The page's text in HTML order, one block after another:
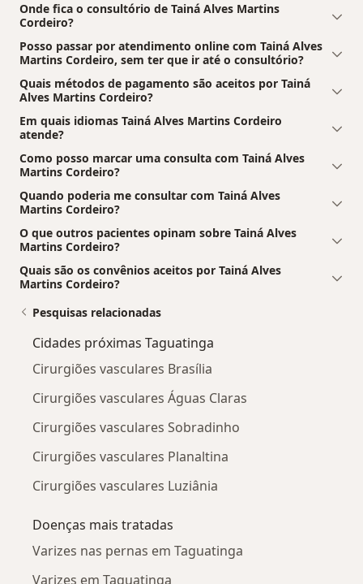
Onde fica o consultório de Tainá Alves Martins
Cordeiro?
Posso passar por atendimento online com Tainá Alves
Martins Cordeiro, sem ter que ir até o consultório?
Quais métodos de pagamento são aceitos por Tainá
Alves Martins Cordeiro?
Em quais idiomas Tainá Alves Martins Cordeiro
atende?
Como posso marcar uma consulta com Tainá Alves
Martins Cordeiro?
Quando poderia me consultar com Tainá Alves
Martins Cordeiro?
O que outros pacientes opinam sobre Tainá Alves
Martins Cordeiro?
Quais são os convênios aceitos por Tainá Alves
Martins Cordeiro?
Pesquisas relacionadas
Cidades próximas Taguatinga
Cirurgiões vasculares Brasília
Cirurgiões vasculares Águas Claras
Cirurgiões vasculares Sobradinho
Cirurgiões vasculares Planaltina
Cirurgiões vasculares Luziânia
Doenças mais tratadas
Varizes nas pernas em Taguatinga
Varizes em Taguatinga